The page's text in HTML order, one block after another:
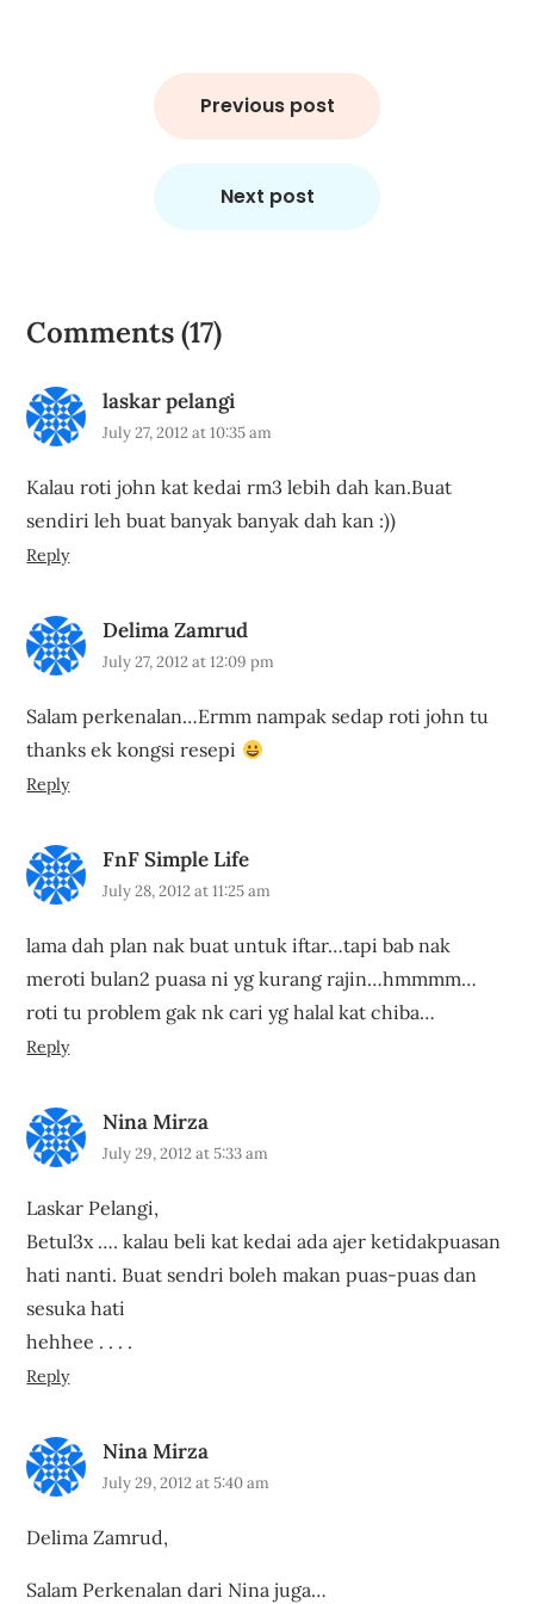
Previous post
Next post
Comments (17)
laskar pelangi
July 27, 2012 at 10:35 am
Kalau roti john kat kedai rm3 lebih dah kan.Buat
sendiri leh buat banyak banyak dah kan :))
Reply
Delima Zamrud
July 27, 2012 at 12:09 pm
Salam perkenalan…Ermm nampak sedap roti john tu
thanks ek kongsi resepi
Reply
FnF Simple Life
July 28, 2012 at 11:25 am
lama dah plan nak buat untuk iftar…tapi bab nak
meroti bulan2 puasa ni yg kurang rajin…hmmmm…
roti tu problem gak nk cari yg halal kat chiba…
Reply
Nina Mirza
July 29, 2012 at 5:33 am
Laskar Pelangi,
Betul3x …. kalau beli kat kedai ada ajer ketidakpuasan
hati nanti. Buat sendri boleh makan puas-puas dan
sesuka hati
hehhee . . . .
Reply
Nina Mirza
July 29, 2012 at 5:40 am
Delima Zamrud,
Salam Perkenalan dari Nina juga…